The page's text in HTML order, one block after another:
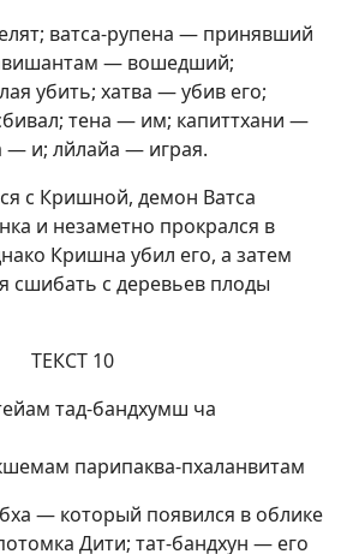
ватса-рупена — принявший
— вошедший;
убить; хатва — убив его;
тена — им; капиттхани —
— и; лйлайа — играя.
с Кришной, демон Ватса
и незаметно прокрался в
Кришна убил его, а затем
сшибать с деревьев плоды
ТЕКСТ 10
тад-бандхумш ча
парипаква-пхаланвитам
— который появился в облике
Дити; тат-бандхун — его